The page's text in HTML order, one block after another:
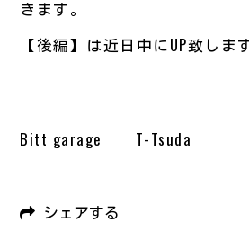
きます。
【後編】は近日中にUP致しま
Bitt garage T-Tsuda
シェアする